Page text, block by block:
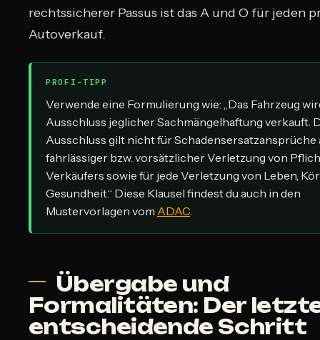
rechtssicherer Passus ist das A und O für jeden
Autoverkauf.
PROFI-TIPP
Verwende eine Formulierung wie: „Das Fahrzeug
Ausschluss jeglicher Sachmängelhaftung verkauft.
Ausschluss gilt nicht für Schadensersatzansprüche
fahrlässiger bzw. vorsätzlicher Verletzung von
Verkäufers sowie für jede Verletzung von Leben,
Gesundheit.“ Diese Klausel findest du auch in den
Mustervorlagen vom ADAC
Übergabe und
Formalitäten: Der
entscheidende Schritt